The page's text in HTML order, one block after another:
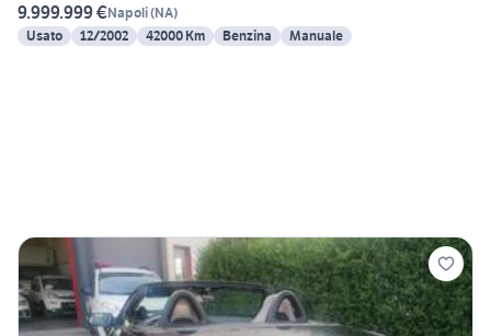
9.999.999 €Napoli(NA)
Usato
12/2002 42000 Km Benzina Manuale